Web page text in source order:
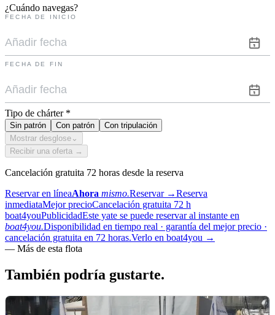
¿Cuándo navegas?
FECHA DE INICIO
FECHA DE FIN
Tipo de chárter *
Sin patrón Con patrón
Con tripulación
Mostrar desglose ⌄
Recibir una oferta →
Cancelación gratuita 72 horas desde la reserva
Reservar en líneaAhora mismo.Reservar →Reserva
inmediataMejor precioCancelación gratuita 72 h
boat4youPublicidadEste yate se puede reservar al instante en
boat4you.Disponibilidad en tiempo real · garantía del mejor precio ·
cancelación gratuita en 72 horas.Verlo en boat4you →
— Más de esta flota
También podría gustarte.